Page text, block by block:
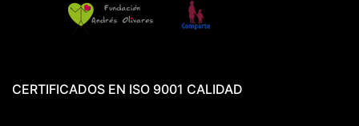
CERTIFICADOS EN ISO 9001 CALIDAD